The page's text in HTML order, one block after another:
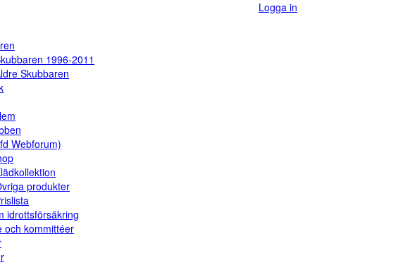
Logga in
1996-2011
Skubbaren
Webforum)
produkter
idrottsförsäkring
och kommittéer